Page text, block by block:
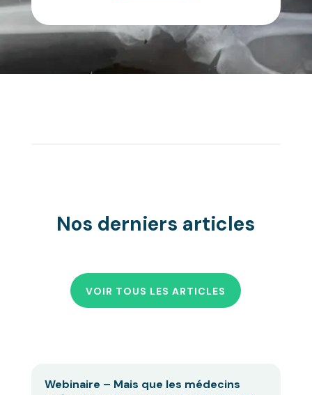
Nos derniers articles
VOIR TOUS LES ARTICLES
Webinaire – Mais que les médecins